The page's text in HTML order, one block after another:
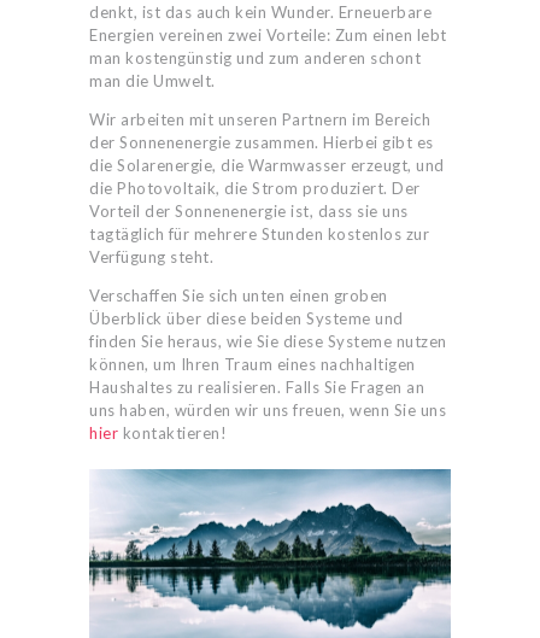
denkt, ist das auch kein Wunder. Erneuerbare
Energien vereinen zwei Vorteile: Zum einen lebt
man kostengünstig und zum anderen schont
man die Umwelt.
Wir arbeiten mit unseren Partnern im Bereich
der Sonnenenergie zusammen. Hierbei gibt es
die Solarenergie, die Warmwasser erzeugt, und
die Photovoltaik, die Strom produziert. Der
Vorteil der Sonnenenergie ist, dass sie uns
tagtäglich für mehrere Stunden kostenlos zur
Verfügung steht.
Verschaffen Sie sich unten einen groben
Überblick über diese beiden Systeme und
finden Sie heraus, wie Sie diese Systeme nutzen
können, um Ihren Traum eines nachhaltigen
Haushaltes zu realisieren. Falls Sie Fragen an
uns haben, würden wir uns freuen, wenn Sie uns
hier kontaktieren!